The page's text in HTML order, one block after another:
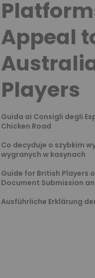
Appeal
Players
Guida ai Consigli degli
Chicken Road
Co decyduje o szybkim
wygranych w kasynach
Guide for British Players
Document Submission
Ausführliche Erklärung